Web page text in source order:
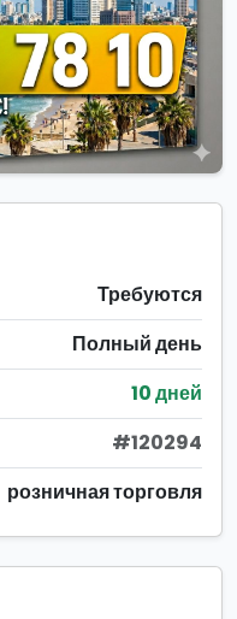
Требуются
Полный день
10 дней
#120294
розничная торговля